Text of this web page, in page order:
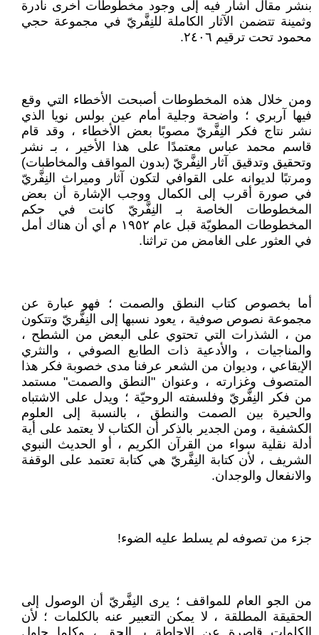
بنشر مقال أشار فيه إلى وجود مخطوطات أخرى نادرة
وثمينة تتضمن الآثار الكاملة للنِفَّريّ في مجموعة حجي
محمود تحت ترقيم ٢٤٠٦.
ومن خلال هذه المخطوطات أصبحت الأخطاء التي وقع
فيها آربري ؛ واضحة وجلية أمام عين بولس نويا الذي
نشر نتاج فكر النِفَّريّ مصوبًا بعض الأخطاء ، وقد قام
قاسم محمد عباس معتمدًا على هذا الأخير ، بـ نشر
وتحقيق وتدقيق آثار النِفَّريّ (بدون المواقف والمخاطبات)
ومرتبًا لديوانه على القوافي لتكون آثار وميراث النِفَّريّ
في صورة أقرب إلى الكمال ووجب الإشارة أن بعض
المخطوطات الخاصة بـ النِفَّريّ كانت في حكم
المخطوطات المطويّة قبل عام ١٩٥٢ م أي أن هناك أمل
في العثور على الغامض من تراثنا.
أما بخصوص كتاب النطق والصمت ؛ فهو عبارة عن
مجموعة نصوص صوفية ، يعود نسبها إلى النِفَّريّ وتتكون
من ، الشذرات التي تحتوي على البعض من الشطح ،
والمناجيات ، والأدعية ذات الطابع الصوفي ، والنثري
الإيقاعي ، وديوان من الشعر عرفنا مدى خصوبة فكر هذا
المتصوف وغزارته ، وعنوان "النطق والصمت" مستمد
من فكر النِفَّريّ وفلسفته الروحيّة ؛ ويدل على الاشتباه
والحيرة بين الصمت والنطق ، بالنسبة إلى العلوم
الكشفية ، ومن الجدير بالذكر أن الكتاب لا يعتمد على أية
أدلة نقلية سواء من القرآن الكريم ، أو الحديث النبوي
الشريف ، لأن كتابة النِفَّريّ هي كتابة تعتمد على الوقفة
والانفعال والوجدان.
جزء من تصوفه لم يسلط عليه الضوء!
من الجو العام للمواقف ؛ يرى النِفَّريّ أن الوصول إلى
الحقيقة المطلقة ، لا يمكن التعبير عنه بالكلمات ؛ لأن